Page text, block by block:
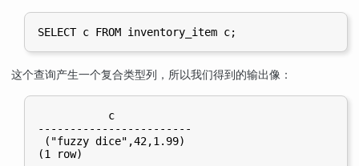
SELECT c FROM inventory_item c;
这个查询产生一个复合类型列，所以我们得到的输出像：
           c
------------------------
("fuzzy dice",42,1.99)
(1 row)